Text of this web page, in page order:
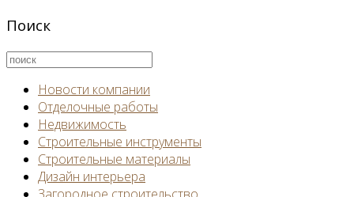
Поиск
Новости компании
Отделочные работы
Недвижимость
Строительные инструменты
Строительные материалы
Дизайн интерьера